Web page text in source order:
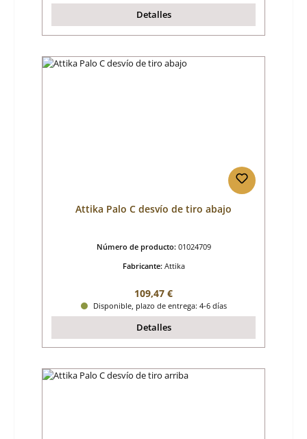
Detalles
Attika Palo C desvío de tiro abajo
Número de producto: 01024709
Fabricante: Attika
Precio normal:
109,47 €
Disponible, plazo de entrega: 4-6 días
Detalles